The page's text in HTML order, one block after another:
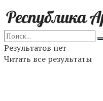
Результатов нет
Читать все результаты